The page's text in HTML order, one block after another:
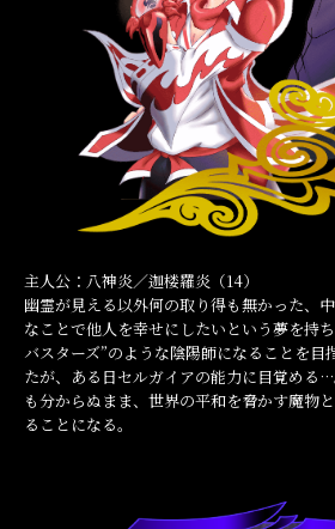
主人公：八神炎／迦楼羅炎（14）
幽霊が見える以外何の取り得も無かった、
なことで他人を幸せにしたいという夢を持
バスターズ”のような陰陽師になることを目
たが、ある日セルガイアの能力に目覚める
も分からぬまま、世界の平和を脅かす魔物
ることになる。